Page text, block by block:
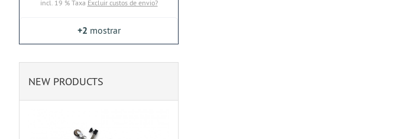
incl. 19 % Taxa Excluir custos de envio?
+2 mostrar
NEW PRODUCTS